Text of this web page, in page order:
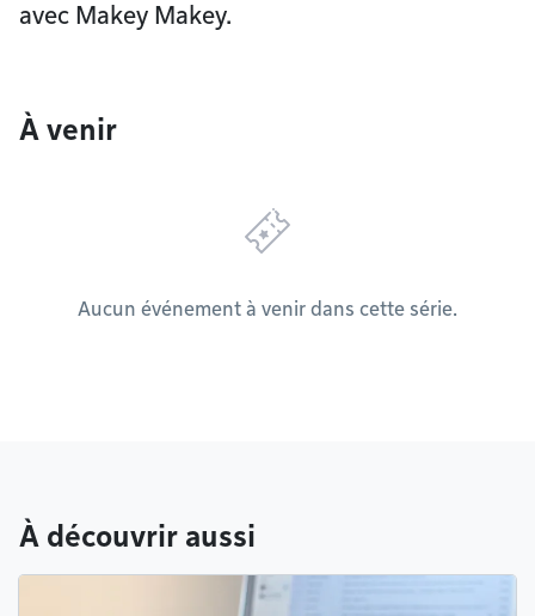
avec Makey Makey.
À venir
Aucun événement à venir dans cette série.
À découvrir aussi